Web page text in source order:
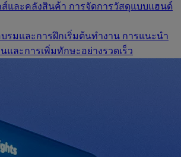
และคลังสินค้า การจัดการวัสดุแบบแฮนด์
รมและการฝึกเริ่มต้นทำงาน การแนะนำ
และการเพิ่มทักษะอย่างรวดเร็ว